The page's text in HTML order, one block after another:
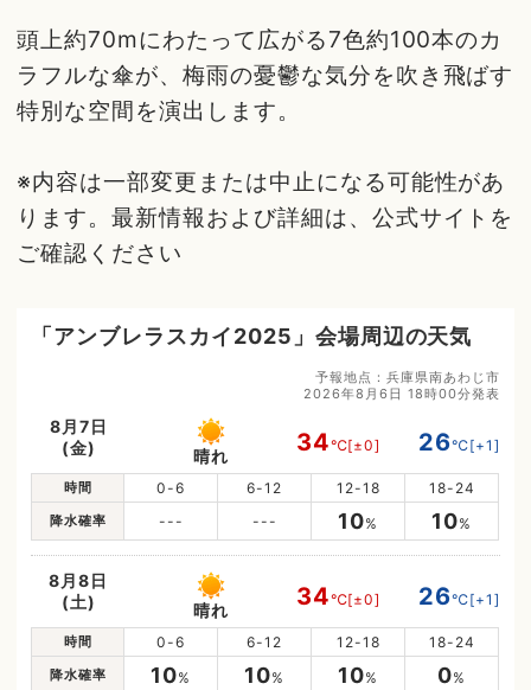
頭上約70mにわたって広がる7色約100本のカ
ラフルな傘が、梅雨の憂鬱な気分を吹き飛ばす
特別な空間を演出します。
※内容は一部変更または中止になる可能性があ
ります。最新情報および詳細は、公式サイトを
ご確認ください
「アンブレラスカイ2025」会場周辺の天気
予報地点：兵庫県南あわじ市
2026年8月6日 18時00分発表
8月7日
(金)
晴れ 34℃[±0] 26℃[+1]
時間 0-6 6-12 12-18 18-24
降水確率 --- --- 10% 10%
8月8日
(土)
晴れ 34℃[±0] 26℃[+1]
時間 0-6 6-12 12-18 18-24
降水確率 10% 10% 10% 0%